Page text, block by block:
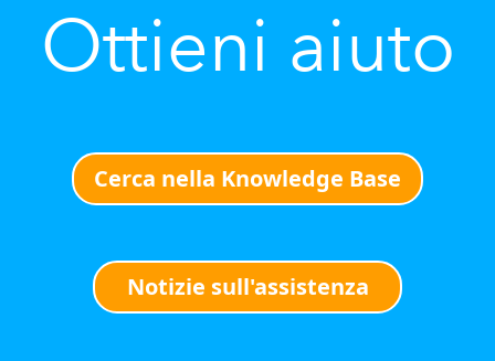
Ottieni aiuto
Cerca nella Knowledge Base
Notizie sull'assistenza